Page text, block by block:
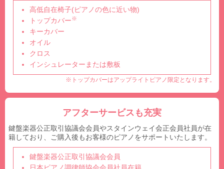
高低自在椅子(ピアノの色に近い物)
トップカバー※
キーカバー
オイル
クロス
インシュレーターまたは敷板
※トップカバーはアップライトピアノ限定となります。
アフターサービスも充実
鍵盤楽器公正取引協議会会員やスタインウェイ会正会員社員が在
籍しており、ご購入後もお客様のピアノをサポートいたします。
鍵盤楽器公正取引協議会会員